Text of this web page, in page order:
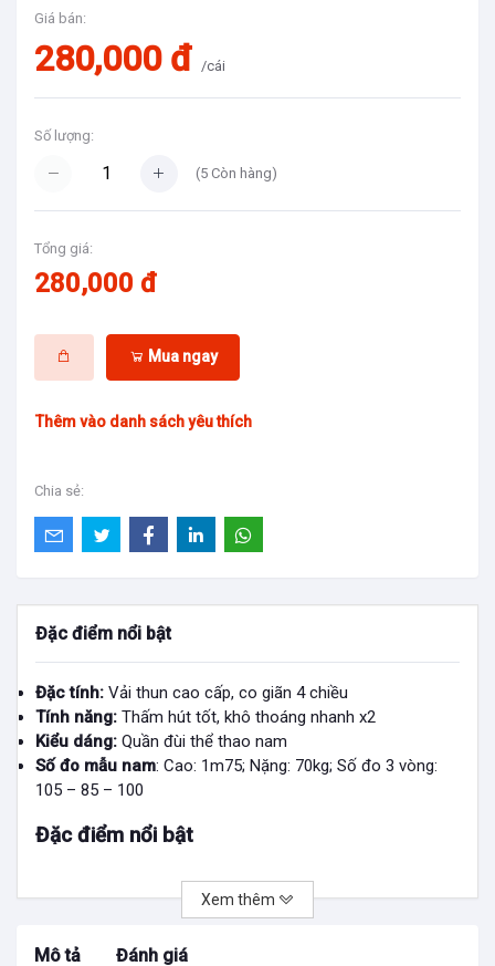
Giá bán:
280,000 đ /cái
Số lượng:
(5 Còn hàng)
Tổng giá:
280,000 đ
Mua ngay
Thêm vào danh sách yêu thích
Chia sẻ:
Đặc điểm nổi bật
Đặc tính: Vải thun cao cấp, co giãn 4 chiều
Tính năng: Thấm hút tốt, khô thoáng nhanh x2
Kiểu dáng: Quần đùi thể thao nam
Số đo mẫu nam: Cao: 1m75; Nặng: 70kg; Số đo 3 vòng:
105 – 85 – 100
Đặc điểm nổi bật
Đen, Đen Xám, Xám Đậm, Xám Ghi, Xám Chì,
Xanh Đậm, Xanh Dương Nhạt
Mô tả:
Đùi thun nam, Logo Pavo ở đùi trái
Xem thêm
Mô tả Đánh giá